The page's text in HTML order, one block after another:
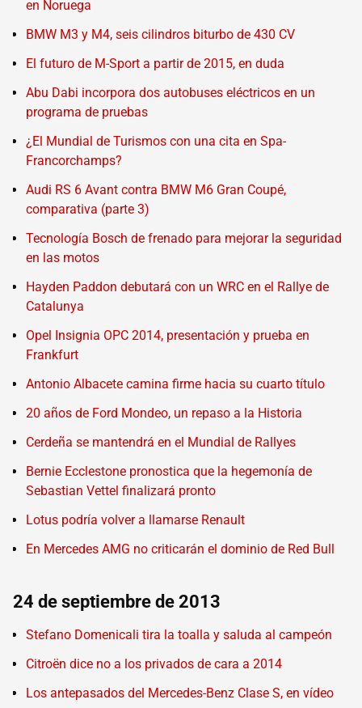
en Noruega
BMW M3 y M4, seis cilindros biturbo de 430 CV
El futuro de M-Sport a partir de 2015, en duda
Abu Dabi incorpora dos autobuses eléctricos en un
programa de pruebas
¿El Mundial de Turismos con una cita en Spa-
Francorchamps?
Audi RS 6 Avant contra BMW M6 Gran Coupé,
comparativa (parte 3)
Tecnología Bosch de frenado para mejorar la seguridad
en las motos
Hayden Paddon debutará con un WRC en el Rallye de
Catalunya
Opel Insignia OPC 2014, presentación y prueba en
Frankfurt
Antonio Albacete camina firme hacia su cuarto título
20 años de Ford Mondeo, un repaso a la Historia
Cerdeña se mantendrá en el Mundial de Rallyes
Bernie Ecclestone pronostica que la hegemonía de
Sebastian Vettel finalizará pronto
Lotus podría volver a llamarse Renault
En Mercedes AMG no criticarán el dominio de Red Bull
24 de septiembre de 2013
Stefano Domenicali tira la toalla y saluda al campeón
Citroën dice no a los privados de cara a 2014
Los antepasados del Mercedes-Benz Clase S, en vídeo